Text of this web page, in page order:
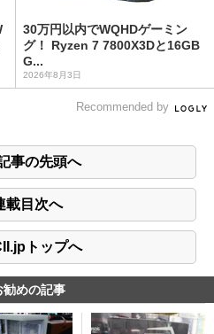
30万円以内でWQHDゲーミン
グ！ Ryzen 7 7800X3Dと16GB
G...
2026年8月3日
Recommended by
事の先頭へ
載目次へ
トップへ
勧めの記事